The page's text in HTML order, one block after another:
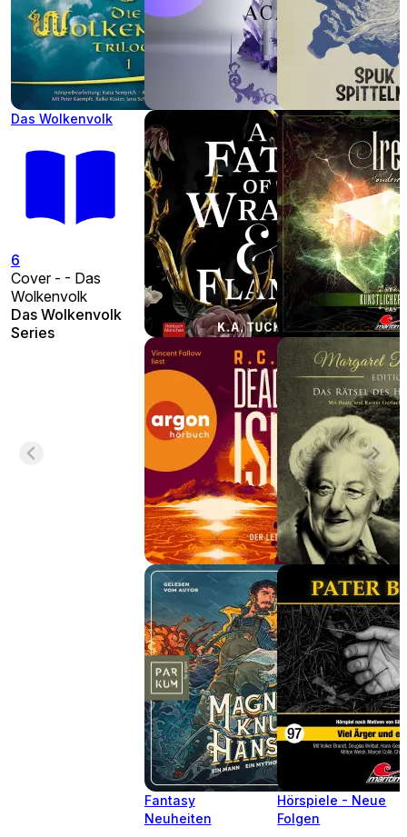
Das Wolkenvolk
6
Cover - - Das
Wolkenvolk
Das Wolkenvolk
Series
Fantasy
Neuheiten
Hörspiele - Neue
Folgen